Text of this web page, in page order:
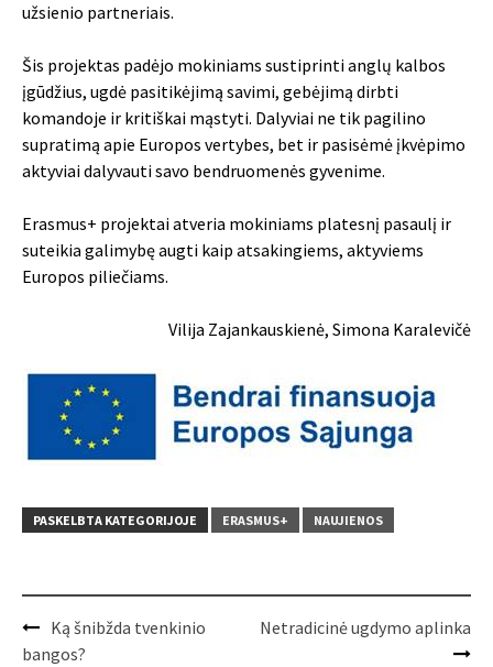
užsienio partneriais.
Šis projektas padėjo mokiniams sustiprinti anglų kalbos
įgūdžius, ugdė pasitikėjimą savimi, gebėjimą dirbti
komandoje ir kritiškai mąstyti. Dalyviai ne tik pagilino
supratimą apie Europos vertybes, bet ir pasisėmė įkvėpimo
aktyviai dalyvauti savo bendruomenės gyvenime.
Erasmus+ projektai atveria mokiniams platesnį pasaulį ir
suteikia galimybę augti kaip atsakingiems, aktyviems
Europos piliečiams.
Vilija Zajankauskienė, Simona Karalevičė
PASKELBTA KATEGORIJOJE ERASMUS+ NAUJIENOS
Post
navigation
Ką šnibžda tvenkinio
bangos?
Netradicinė ugdymo aplinka